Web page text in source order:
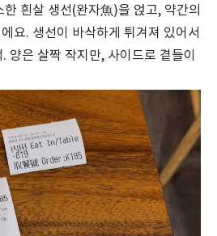
흰살 생선(완자魚)을 얹고, 약간의
요. 생선이 바삭하게 튀겨져 있어서
양은 살짝 작지만, 사이드로 곁들이